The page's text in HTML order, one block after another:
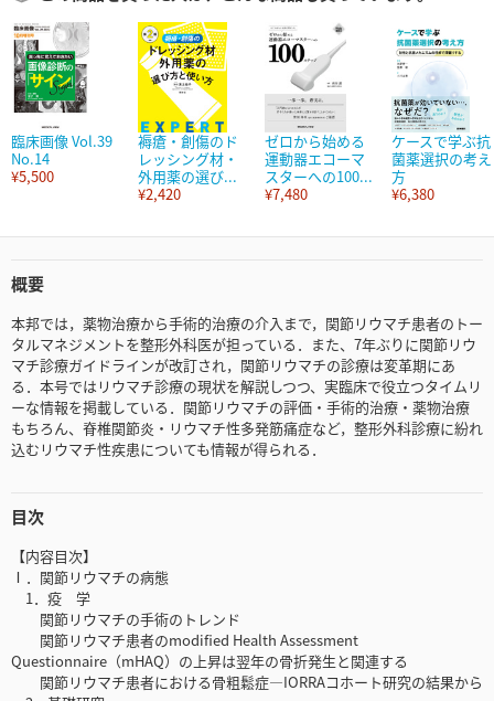
臨床画像 Vol.39
No.14
¥5,500
褥瘡・創傷のド
レッシング材・
外用薬の選び...
¥2,420
ゼロから始める
運動器エコーマ
スターへの100...
¥7,480
ケースで学ぶ抗
菌薬選択の考え
方
¥6,380
概要
本邦では，薬物治療から手術的治療の介入まで，関節リウマチ患者のトー
タルマネジメントを整形外科医が担っている．また、7年ぶりに関節リウ
マチ診療ガイドラインが改訂され，関節リウマチの診療は変革期にあ
る．本号ではリウマチ診療の現状を解説しつつ、実臨床で役立つタイムリ
ーな情報を掲載している．関節リウマチの評価・手術的治療・薬物治療
もちろん、脊椎関節炎・リウマチ性多発筋痛症など，整形外科診療に紛れ
込むリウマチ性疾患についても情報が得られる．
目次
【内容目次】
Ⅰ．関節リウマチの病態
1．疫 学
関節リウマチの手術のトレンド
関節リウマチ患者のmodified Health Assessment
Questionnaire（mHAQ）の上昇は翌年の骨折発生と関連する
関節リウマチ患者における骨粗鬆症―IORRAコホート研究の結果から